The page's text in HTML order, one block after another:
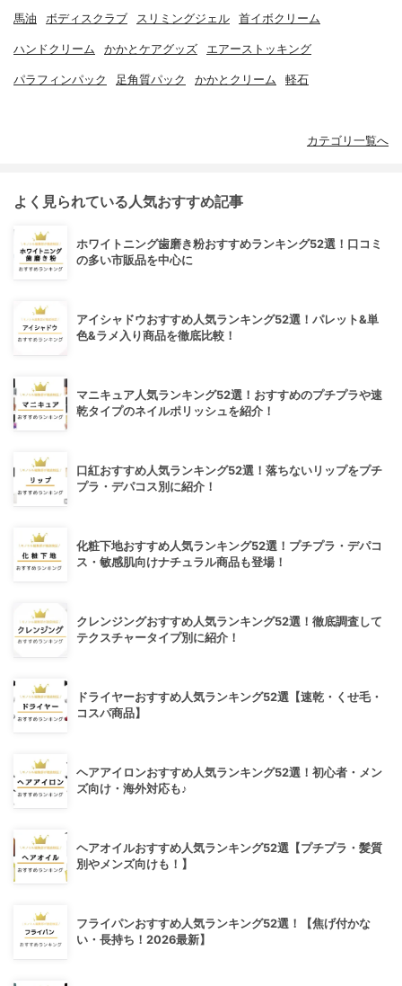
馬油 ボディスクラブ スリミングジェル 首イボクリーム
ハンドクリーム かかとケアグッズ エアーストッキング
パラフィンパック 足角質パック かかとクリーム 軽石
カテゴリ一覧へ
よく見られている人気おすすめ記事
ホワイトニング歯磨き粉おすすめランキング52選！口コミ
の多い市販品を中心に
アイシャドウおすすめ人気ランキング52選！パレット&単
色&ラメ入り商品を徹底比較！
マニキュア人気ランキング52選！おすすめのプチプラや速
乾タイプのネイルポリッシュを紹介！
口紅おすすめ人気ランキング52選！落ちないリップをプチ
プラ・デパコス別に紹介！
化粧下地おすすめ人気ランキング52選！プチプラ・デパコ
ス・敏感肌向けナチュラル商品も登場！
クレンジングおすすめ人気ランキング52選！徹底調査して
テクスチャータイプ別に紹介！
ドライヤーおすすめ人気ランキング52選【速乾・くせ毛・
コスパ商品】
ヘアアイロンおすすめ人気ランキング52選！初心者・メン
ズ向け・海外対応も♪
ヘアオイルおすすめ人気ランキング52選【プチプラ・髪質
別やメンズ向けも！】
フライパンおすすめ人気ランキング52選！【焦げ付かな
い・長持ち！2026最新】